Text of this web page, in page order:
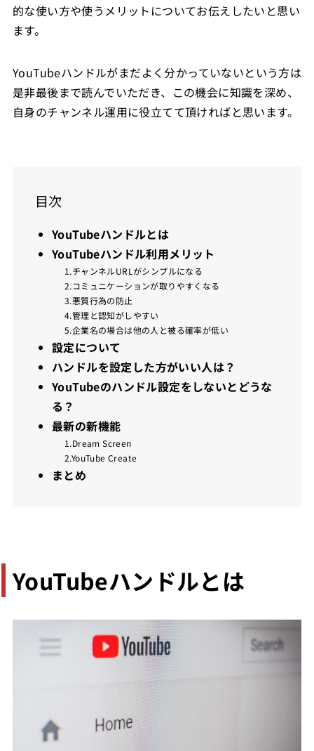
的な使い方や使うメリットについてお伝えしたいと思い
ます。
YouTubeハンドルがまだよく分かっていないという方は
是非最後まで読んでいただき、この機会に知識を深め、
自身のチャンネル運用に役立てて頂ければと思います。
目次
YouTubeハンドルとは
YouTubeハンドル利用メリット
1.チャンネルURLがシンプルになる
2.コミュニケーションが取りやすくなる
3.悪質行為の防止
4.管理と認知がしやすい
5.企業名の場合は他の人と被る確率が低い
設定について
ハンドルを設定した方がいい人は？
YouTubeのハンドル設定をしないとどうな
る？
最新の新機能
1.Dream Screen
2.YouTube Create
まとめ
YouTubeハンドルとは